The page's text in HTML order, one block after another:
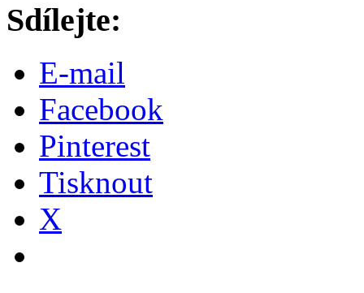
Sdílejte:
E-mail
Facebook
Pinterest
Tisknout
X